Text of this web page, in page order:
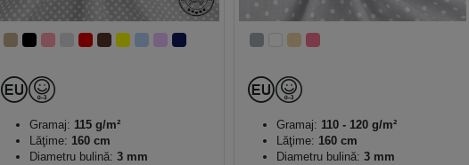
Gramaj: 115 g/m²
Lăţime: 160 cm
Diametru bulină: 3 mm
Gramaj: 110 - 120 g/m²
Lăţime: 160 cm
Diametru bulină: 3 mm